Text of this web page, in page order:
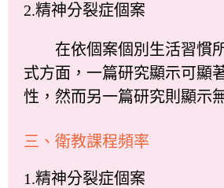
2.精神分裂症個案
在依個案個別生活習慣
式方面，一篇研究顯示可顯
性，然而另一篇研究則顯示
三、衛教課程頻率
1.精神分裂症個案